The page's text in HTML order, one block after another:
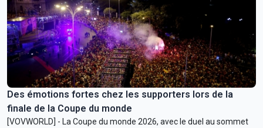
Des émotions fortes chez les supporters lors de la
finale de la Coupe du monde
[VOVWORLD] - La Coupe du monde 2026, avec le duel au sommet